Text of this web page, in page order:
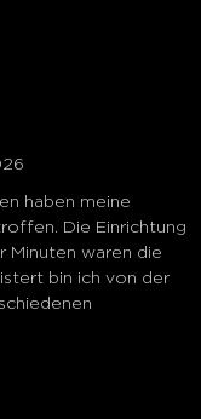
haben meine
Die Einrichtung
Minuten waren die
bin ich von der